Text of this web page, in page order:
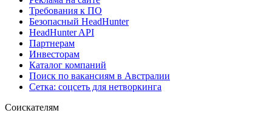
Требования к ПО
Безопасный HeadHunter
HeadHunter API
Партнерам
Инвесторам
Каталог компаний
Поиск по вакансиям в Австралии
Сетка: соцсеть для нетворкинга
Соискателям